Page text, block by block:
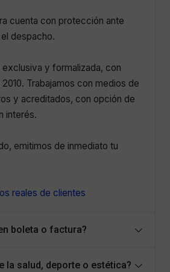
cuenta con protección ante
despacho.
exclusiva y formalizada, con
Trabajamos con medios de
y acreditados, con opción de
interés.
emitimos de inmediato tu
reales de clientes
boleta o factura?
la salud, deporte o estética?